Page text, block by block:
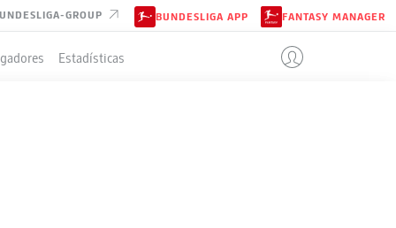
GROUP BUNDESLIGA APP FANTASY MANAGER
Estadísticas